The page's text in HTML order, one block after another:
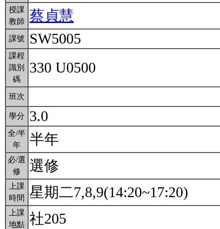
授課
教師
蔡貞慧
課號 SW5005
課程
識別
碼
330 U0500
班次
學分 3.0
全/半
年
半年
必/選
修
選修
上課
時間
星期二7,8,9(14:20~17:20)
上課
地點 社205